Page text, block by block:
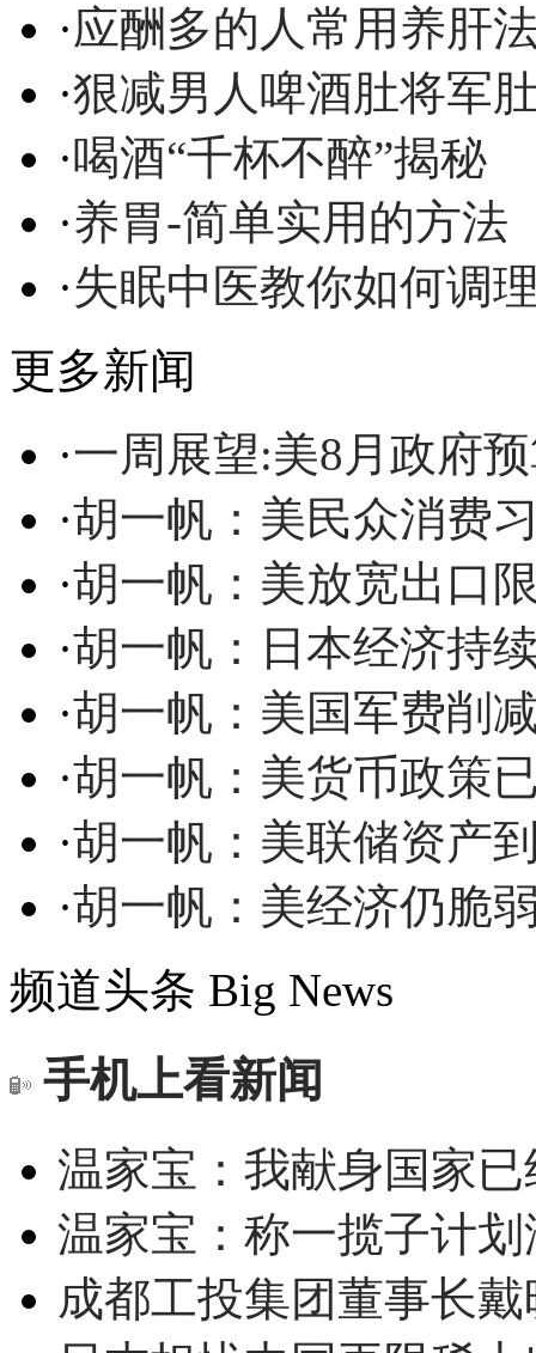
·应酬多的人常用养肝
·狠减男人啤酒肚将军
·喝酒“千杯不醉”揭秘
·养胃-简单实用的方法
·失眠中医教你如何调
更多新闻
·一周展望:美8月政府
·胡一帆：美民众消费
·胡一帆：美放宽出口
·胡一帆：日本经济持
·胡一帆：美国军费削
·胡一帆：美货币政策
·胡一帆：美联储资产
·胡一帆：美经济仍脆
频道头条 Big News
手机上看新闻
温家宝：我献身国家
温家宝：称一揽子计
成都工投集团董事长